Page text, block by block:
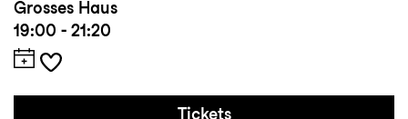
Grosses Haus
19:00 - 21:20
Tickets